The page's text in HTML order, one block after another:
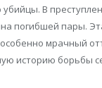
убийцы. В
погибшей пары.
мрачный
историю борьбы